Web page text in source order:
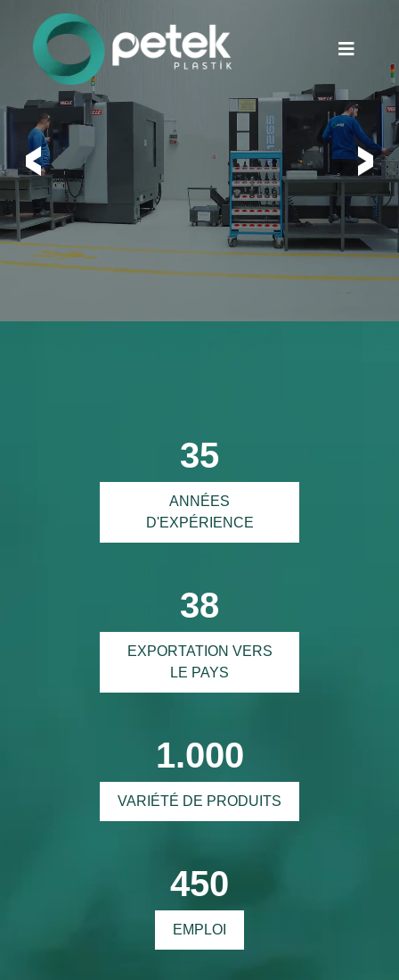
35
ANNÉES
D'EXPÉRIENCE
38
EXPORTATION VERS
LE PAYS
1.000
VARIÉTÉ DE PRODUITS
450
EMPLOI